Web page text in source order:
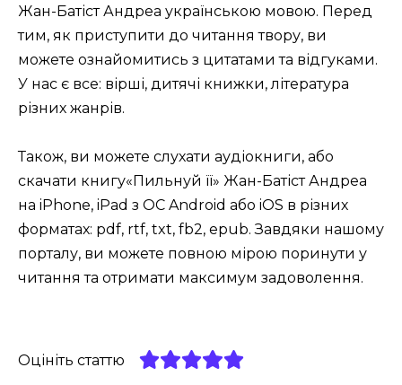
Жан-Батіст Андреа українською мовою. Перед
тим, як приступити до читання твору, ви
можете ознайомитись з цитатами та відгуками.
У нас є все: вірші, дитячі книжки, література
різних жанрів.
Також, ви можете слухати аудіокниги, або
скачати книгу«Пильнуй її» Жан-Батіст Андреа
на iPhone, iPad з ОС Android або iOS в різних
форматах: pdf, rtf, txt, fb2, epub. Завдяки нашому
порталу, ви можете повною мірою поринути у
читання та отримати максимум задоволення.
Оцініть статтю